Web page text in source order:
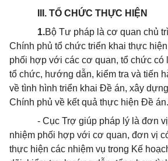
III. TỔ CHỨC THỰC HIỆN
1.Bộ Tư pháp là cơ quan chủ
Chính phủ tổ chức triển khai thực
phối hợp với các cơ quan, tổ chức có
tổ chức, hướng dẫn, kiểm tra và tiến
về tình hình triển khai Đề án, xây
Chính phủ về kết quả thực hiện Đề án.
- Cục Trợ giúp pháp lý là đơn
nhiệm phối hợp với cơ quan, đơn vị
thực hiện các nhiệm vụ trong Kế